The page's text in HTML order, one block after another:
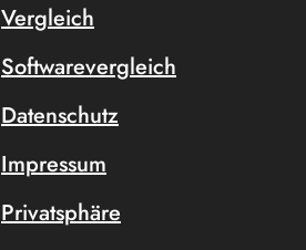
Vergleich
Softwarevergleich
Datenschutz
Impressum
Privatsphäre